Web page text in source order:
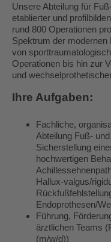
Unsere Abteilung für
etablierter und
rund 800 Operationen
Spektrum der modernen
von
Operationen bis hin zur
und
Ihre Aufgaben:
Fachliche,
Abteilung Fuß-
Sicherstellung
hochwertigen
Hallux-valgus/
Endoprothesen/
Führung,
ärztlichen Teams
(m/w/d))